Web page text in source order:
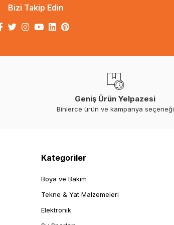
Bizi Takip Edin
Geniş Ürün Yelpazesi
Binlerce ürün ve kampanya seçeneği
Kategoriler
Boya ve Bakım
Tekne & Yat Malzemeleri
Elektronik